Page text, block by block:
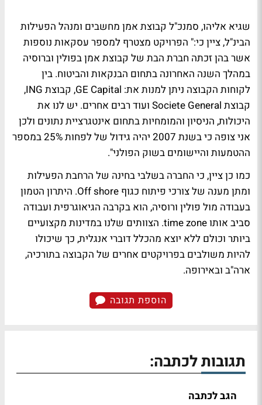
שגיא אליהו, סמנכ"ל קבוצת אמן מחשבים ומנהל הפעילות
הבינ"ל, ציין כי:" הפרויקט מצטרף למספר עסקאות נוספות
אשר בהן זכתה חברת הבת של קבוצת אמן בפולין וברוסיה
במהלך השנה האחרונה בתחום הבנקאות והביטוח. בין
לקוחות הקבוצה ניתן למנות את: GE Capital, קבוצת ING,
קבוצת Societe General ועוד רבים אחרים. יש לנו את
היכולות, הניסיון והמומחיות בתחום אינטגרציית נתונים ולכן
אני צופה כי בשנת 2007 יהיה גידול של לפחות 25% במספר
ההטמעות והיישומים בשוק הפולני".
כמו כן ציין, כי החברה בשלבי בחינה של הרחבת הפעילות
ומתן מענה של צורכי פיתוח כגוף Off shore. היתרון הטמון
בעבודה מול פולין ורוסיה, הוא בקרבה הגיאוגרפית ועבודה
סביב אותו time zone. הצוותים שלנו במדינות מקצועיים
ביותר וכולם ללא יוצא מהכלל דוברי אנגלית, כך שיכולו
להיות משולבים בפרויקטים אחרים של הקבוצה בתורכיה,
ארה"ב ובאירופה.
הוספת תגובה
תגובות לכתבה:
הגב לכתבה